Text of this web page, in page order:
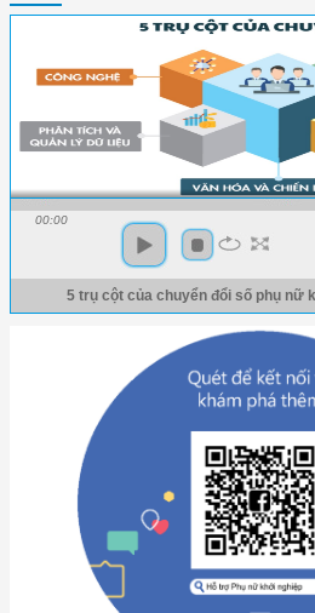
00:00
5 trụ cột của chuyển đổi số phụ nữ